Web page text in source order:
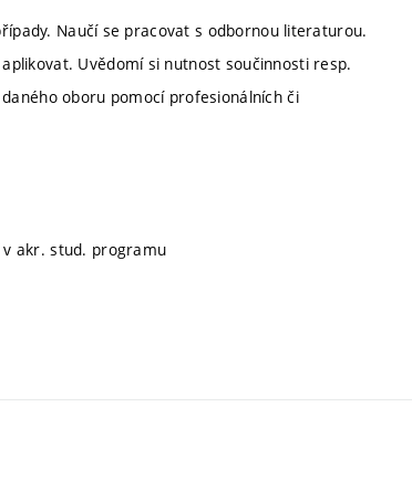
Naučí se pracovat s odbornou literaturou.
Uvědomí si nutnost součinnosti resp.
oboru pomocí profesionálních či
v akr. stud. programu